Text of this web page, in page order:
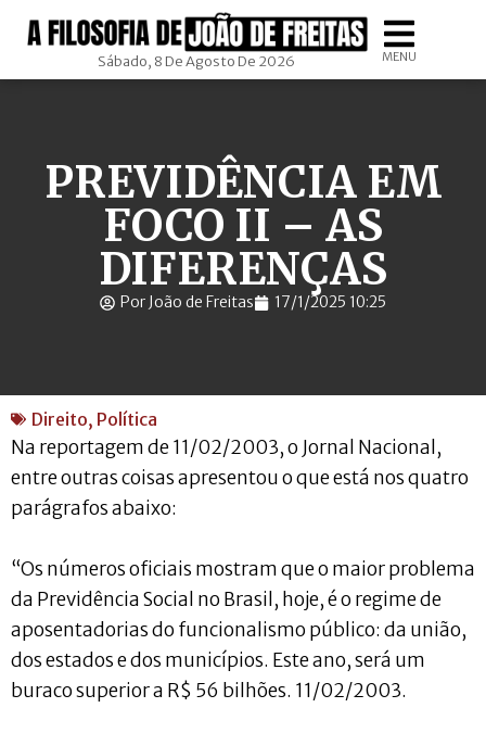
Sábado, 8 De Agosto De 2026 MENU
PREVIDÊNCIA EM
FOCO II – AS
DIFERENÇAS
Por João de Freitas 17/1/2025 10:25
Direito, Política
Na reportagem de 11/02/2003, o Jornal Nacional,
entre outras coisas apresentou o que está nos quatro
parágrafos abaixo:
“Os números oficiais mostram que o maior problema
da Previdência Social no Brasil, hoje, é o regime de
aposentadorias do funcionalismo público: da união,
dos estados e dos municípios. Este ano, será um
buraco superior a R$ 56 bilhões. 11/02/2003.